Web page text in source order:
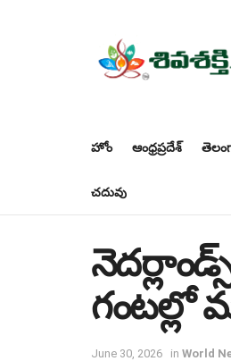
హోం ఆంధ్రప్రదేశ్
చదువు
గంటల్లో
June 30, 2026 in World